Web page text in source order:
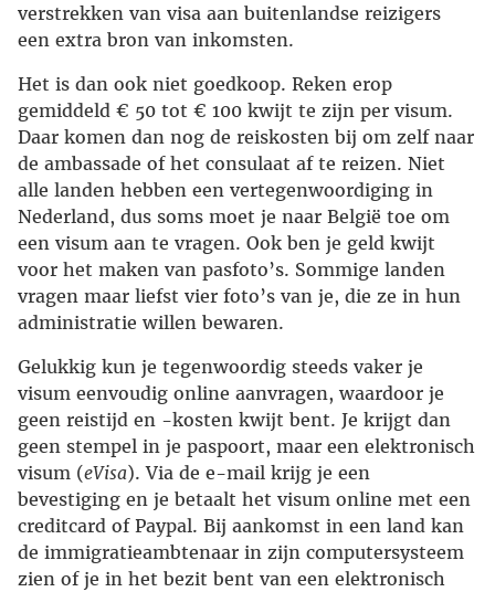
verstrekken van visa aan buitenlandse reizigers
een extra bron van inkomsten.
Het is dan ook niet goedkoop. Reken erop
gemiddeld € 50 tot € 100 kwijt te zijn per visum.
Daar komen dan nog de reiskosten bij om zelf naar
de ambassade of het consulaat af te reizen. Niet
alle landen hebben een vertegenwoordiging in
Nederland, dus soms moet je naar België toe om
een visum aan te vragen. Ook ben je geld kwijt
voor het maken van pasfoto’s. Sommige landen
vragen maar liefst vier foto’s van je, die ze in hun
administratie willen bewaren.
Gelukkig kun je tegenwoordig steeds vaker je
visum eenvoudig online aanvragen, waardoor je
geen reistijd en -kosten kwijt bent. Je krijgt dan
geen stempel in je paspoort, maar een elektronisch
visum (eVisa). Via de e-mail krijg je een
bevestiging en je betaalt het visum online met een
creditcard of Paypal. Bij aankomst in een land kan
de immigratieambtenaar in zijn computersysteem
zien of je in het bezit bent van een elektronisch